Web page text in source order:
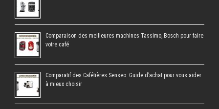
Comparaison des meilleures machines Tassimo, Bosch pour faire
votre café
Comparatif des Cafétières Senseo: Guide d’achat pour vous aider
à mieux choisir